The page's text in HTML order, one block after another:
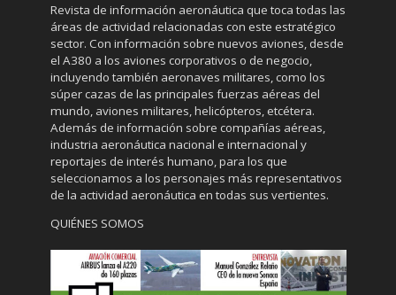
Revista de información aeronáutica que toca todas las
áreas de actividad relacionadas con este estratégico
sector. Con información sobre nuevos aviones, desde
el A380 a los aviones corporativos o de negocio,
incluyendo también aeronaves militares, como los
súper cazas de las principales fuerzas aéreas del
mundo, aviones militares, helicópteros, etcétera.
Además de información sobre compañías aéreas,
industria aeronáutica nacional e internacional y
reportajes de interés humano, para los que
seleccionamos a los personajes más representativos
de la actividad aeronáutica en todas sus vertientes.
QUIÉNES SOMOS